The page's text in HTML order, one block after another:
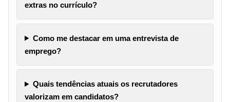
extras no currículo?
Como me destacar em uma entrevista de
emprego?
Quais tendências atuais os recrutadores
valorizam em candidatos?